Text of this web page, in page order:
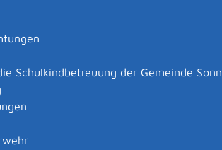
Schulkindbetreuung der Gemeinde
von einer nach § 29b des Bundes-
bekannt gegebenen Stelle
zu lassen.
müssen Sie einen Messbericht
der zuständigen
vorlegen.
Stelle